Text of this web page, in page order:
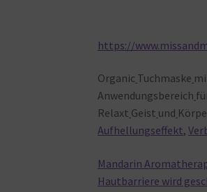
https://
Organic Tuchmaske
Anwendungsbereich
Relaxt Geist und
Aufhellungseffekt,
Mandarin
Hautbarriere wird